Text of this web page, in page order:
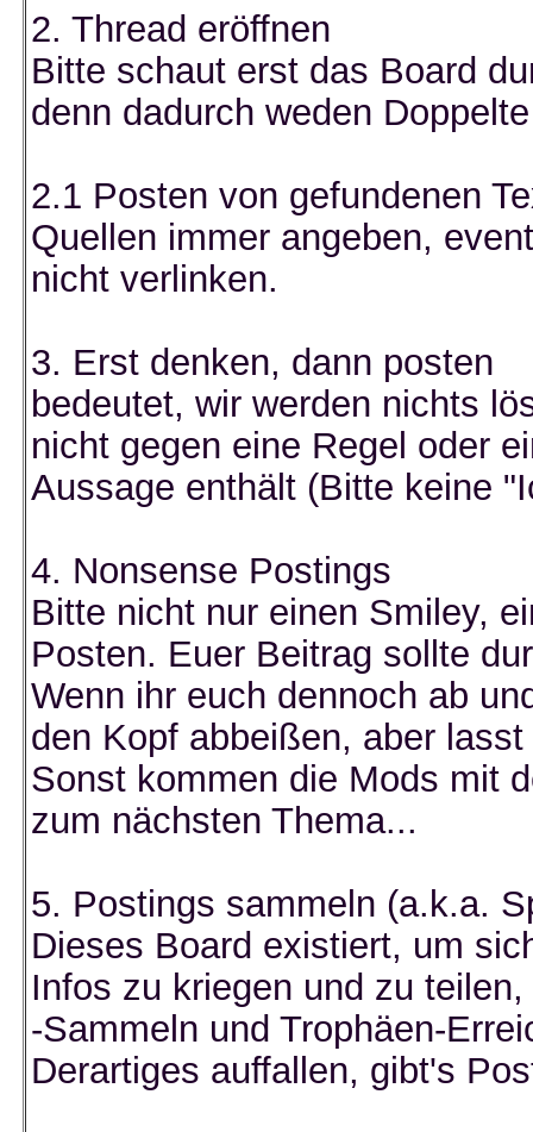
2. Thread eröffnen
Bitte schaut erst das Board
denn dadurch weden
2.1 Posten von gefundenen
Quellen immer angeben,
nicht verlinken.
3. Erst denken, dann posten
bedeutet, wir werden nichts
nicht gegen eine Regel oder
Aussage enthält (Bitte keine
4. Nonsense Postings
Bitte nicht nur einen Smiley,
Posten. Euer Beitrag sollte
Wenn ihr euch dennoch ab
den Kopf abbeißen, aber
Sonst kommen die Mods mit
zum nächsten Thema...
5. Postings sammeln (a.k.a.
Dieses Board existiert, um
Infos zu kriegen und zu
-Sammeln und Trophäen-
Derartiges auffallen, gibt's